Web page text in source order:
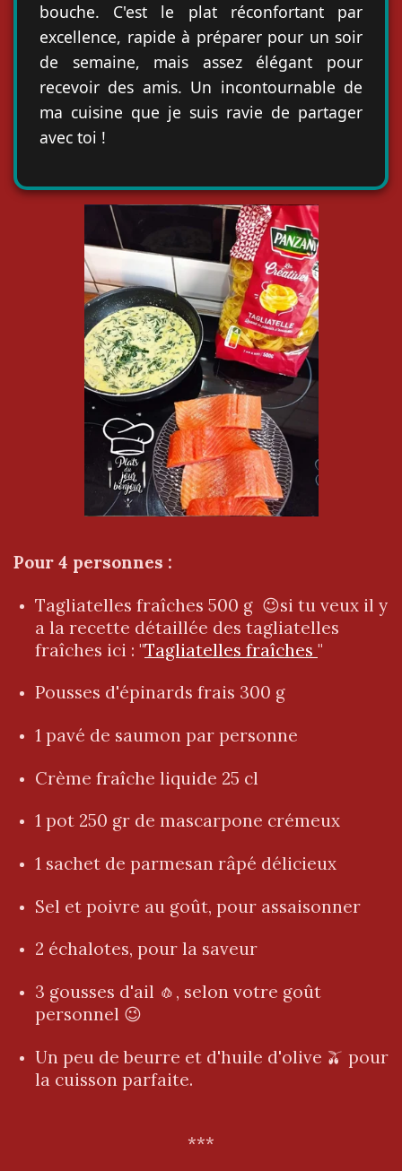
bouche. C'est le plat réconfortant par
excellence, rapide à préparer pour un soir
de semaine, mais assez élégant pour
recevoir des amis. Un incontournable de
ma cuisine que je suis ravie de partager
avec toi !
Pour 4 personnes :
Tagliatelles fraîches 500 g 😉si tu veux il y
a la recette détaillée des tagliatelles
fraîches ici : "Tagliatelles fraîches "
Pousses d'épinards frais 300 g
1 pavé de saumon par personne
Crème fraîche liquide 25 cl
1 pot 250 gr de mascarpone crémeux
1 sachet de parmesan râpé délicieux
Sel et poivre au goût, pour assaisonner
2 échalotes, pour la saveur
3 gousses d'ail 🧄, selon votre goût
personnel 😉
Un peu de beurre et d'huile d'olive 🫒 pour
la cuisson parfaite.
***